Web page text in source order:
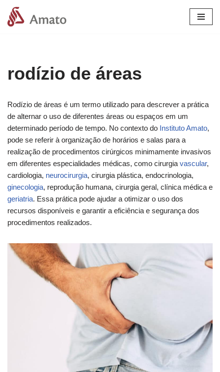
Pular
rodízio de áreas
Rodízio de áreas é um termo utilizado para descrever a prática
de alternar o uso de diferentes áreas ou espaços em um
determinado período de tempo. No contexto do Instituto Amato,
pode se referir à organização de horários e salas para a
realização de procedimentos cirúrgicos minimamente invasivos
em diferentes especialidades médicas, como cirurgia vascular,
cardiologia, neurocirurgia, cirurgia plástica, endocrinologia,
ginecologia, reprodução humana, cirurgia geral, clínica médica e
geriatria. Essa prática pode ajudar a otimizar o uso dos
recursos disponíveis e garantir a eficiência e segurança dos
procedimentos realizados.